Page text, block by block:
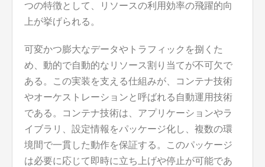
つの特徴として、リソースの利用効率の飛躍的向
上が挙げられる。
可変かつ膨大なデータやトラフィックを捌くた
め、動的で自動的なリソース割り当てが不可欠で
ある。この実装を支える仕組みが、コンテナ技術
やオーケストレーションと呼ばれる自動運用技術
である。コンテナ技術は、アプリケーションやラ
イブラリ、設定情報をパッケージ化し、複数の環
境間で一貫した動作を保証する。このパッケージ
は必要に応じて即時に立ち上げや停止が可能であ